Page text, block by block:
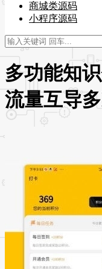
商城类源码
小程序源码
多功能知
流量互导